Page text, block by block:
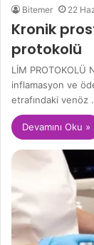
Bitemer 22
Kronik
protokolü
LİM
inflamasyon ve
etrafındaki venöz
Devamını Oku »